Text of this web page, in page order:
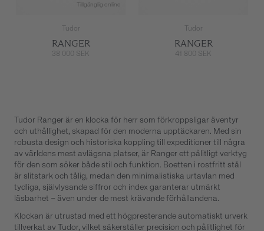
Tillgänglig online
Tudor
RANGER
38 000 SEK
Tudor
RANGER
41 800 SEK
Tudor Ranger är en klocka för herr som förkroppsligar äventyr
och uthållighet, skapad för den moderna upptäckaren. Med sin
robusta design och historiska koppling till expeditioner till några
av världens mest avlägsna platser, är Ranger ett pålitligt verktyg
för den som söker både stil och funktion. Boetten i rostfritt stål
är slitstark och tålig, medan den minimalistiska urtavlan med
tydliga, självlysande siffror och index garanterar utmärkt
läsbarhet – även under de mest krävande förhållandena.
Klockan är utrustad med ett högpresterande automatiskt urverk
tillverkat av Tudor, vilket säkerställer precision och pålitlighet för